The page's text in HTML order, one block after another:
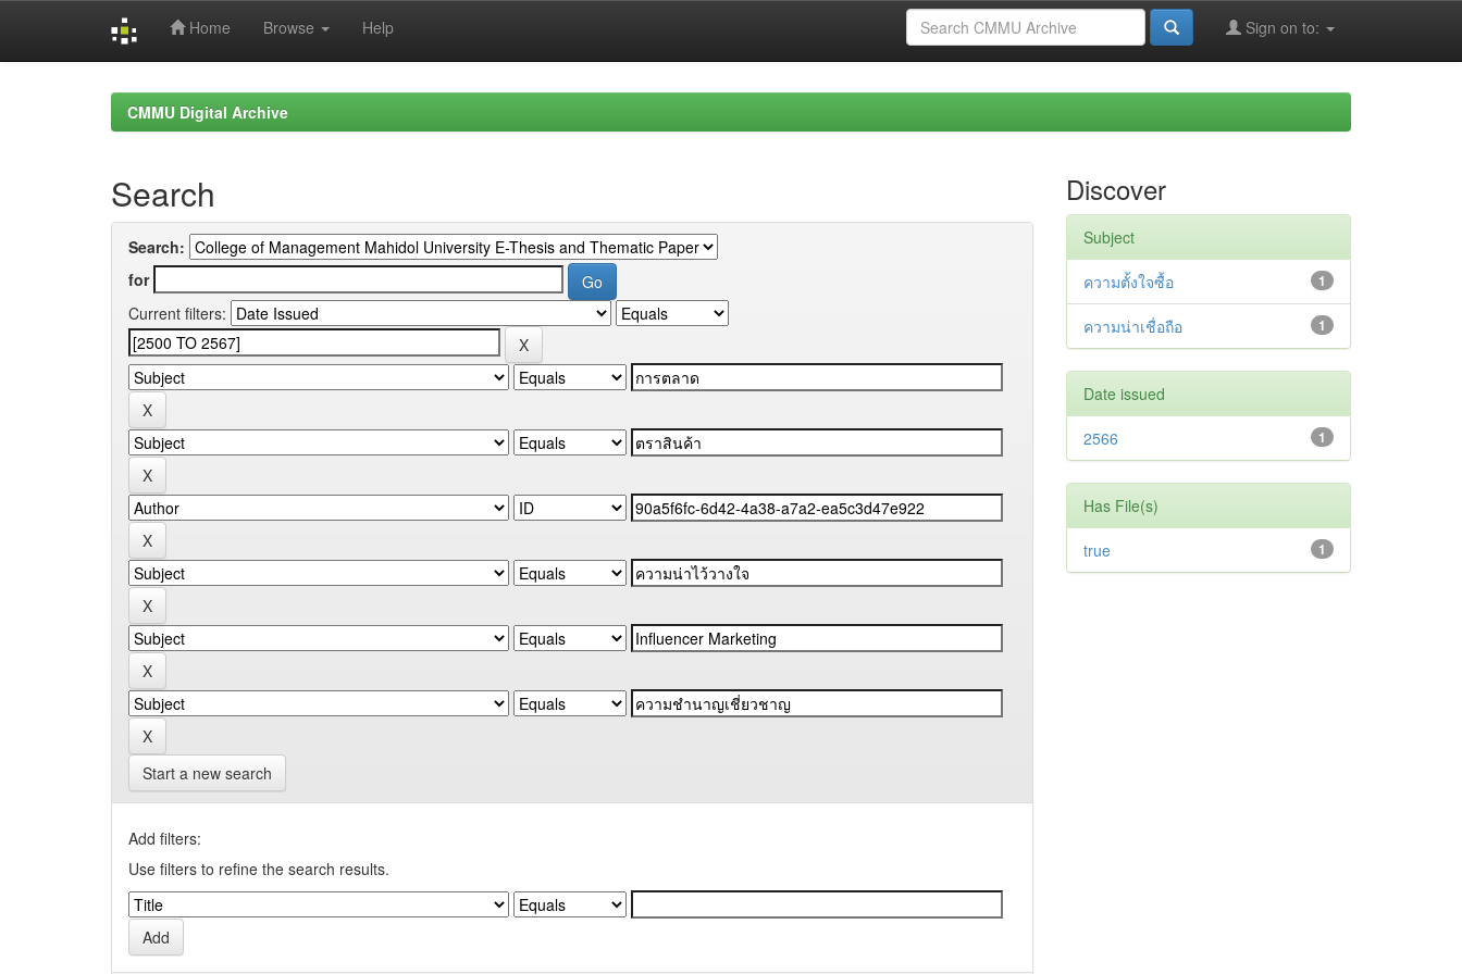
Home Browse Help Sign on to:
CMMU Digital Archive
Search
Search:
for
Current filters:
Start a new search
Add filters:
Use filters to refine the search results.
Discover
Subject
1
ความตั้งใจซื้อ
1
ความน่าเชื่อถือ
Date issued
1
2566
Has File(s)
1
true